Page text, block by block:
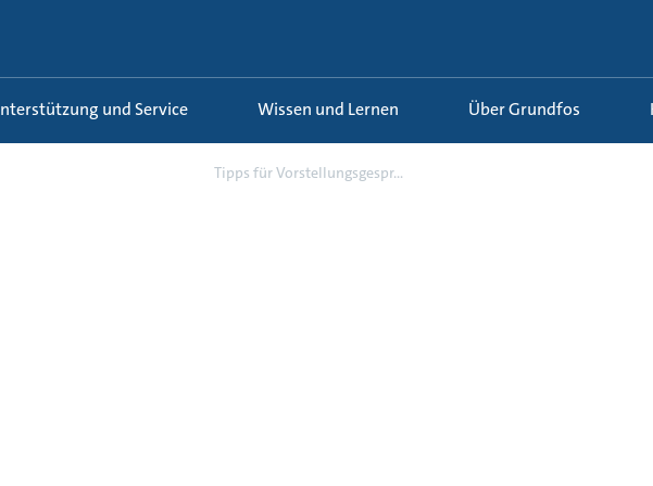
Unterstützung und Service Wissen und Lernen Über Grundfos
Tipps für Vorstellungsgespr...